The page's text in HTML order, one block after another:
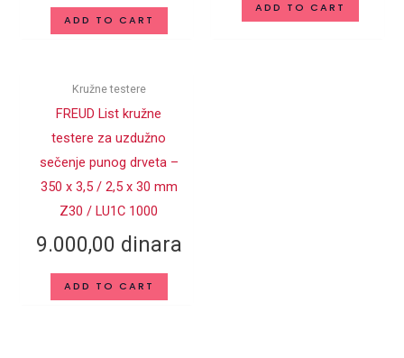
POMOĆNI
OTVORI (PIN
ADD TO CART
ADD TO CART
Kružne testere
FREUD List kružne
testere za uzdužno
sečenje punog drveta –
350 x 3,5 / 2,5 x 30 mm
Z30 / LU1C 1000
9.000,00 dinara
ADD TO CART